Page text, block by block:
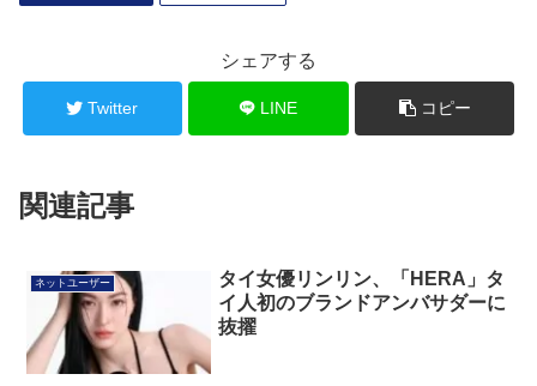
シェアする
Twitter LINE コピー
関連記事
ネットユーザー
タイ女優リンリン、「HERA」タ
イ人初のブランドアンバサダーに
抜擢